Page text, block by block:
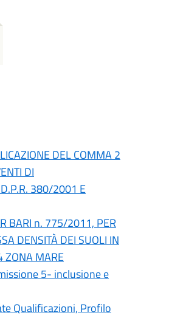
DEL COMMA 2
DI
D.P.R. 380/2001 E
BARI n. 775/2011, PER
DENSITÀ DEI SUOLI IN
ZONA MARE
5- inclusione e
Qualificazioni, Profilo